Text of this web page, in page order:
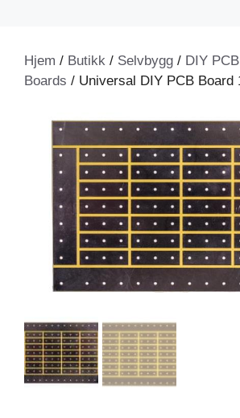
Hjem / Butikk / Selvbygg / DIY PCB
Boards / Universal DIY PCB Board